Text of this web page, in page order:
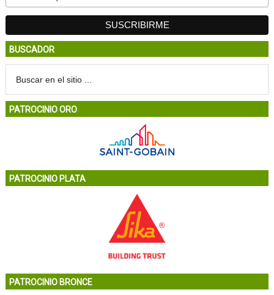
BUSCADOR
PATROCINIO ORO
PATROCINIO PLATA
PATROCINIO BRONCE